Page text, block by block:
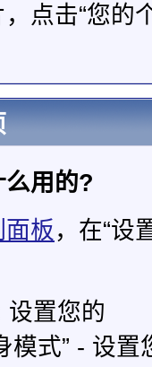
点击“您的
用的?
面板 ，在“设
设置您的
模式” - 设